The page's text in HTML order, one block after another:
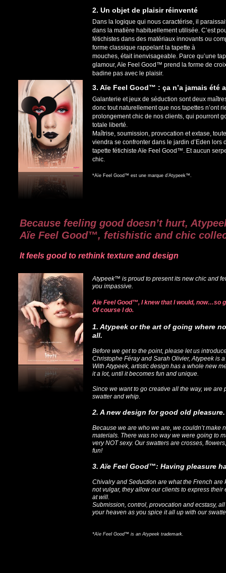
2. Un objet de plaisir réinventé
Dans la logique qui nous caractérise, il
dans la matière habituellement utilisée. C’est
fétichistes dans des matériaux innovants ou
forme classique rappelant la tapette à
mouches, était inenvisageable. Parce qu’une
glamour, Aïe Feel Good™ prend la forme de
badine pas avec le plaisir.
3. Aïe Feel Good™ : ça n’a jamais été
Galanterie et jeux de séduction sont deux
donc tout naturellement que nos tapettes n’ont
prolongement chic de nos clients, qui pourront
totale liberté.
Maîtrise, soumission, provocation et extase,
viendra se confronter dans le jardin d’Eden
tapette fétichiste Aïe Feel Good™. Et aucun
chic.
*Aïe Feel Good™ est une marque d’Atypeek™.
Atypeek™ is proud to present its new chic and
you impassive.
Aïe Feel Good™, I knew that I would, now…so
Of course I do.
1. Atypeek or the art of going where
all.
Before we get to the point, please let us
Christophe Féray and Sarah Olivier, Atypeek is
With Atypeek, artistic design has a whole new
it a lot, until it becomes fun and unique.
Since we want to go creative all the way, we
swatter and whip.
2. A new design for good old pleasure.
Because we are who we are, we couldn’t make
materials. There was no way we were going to
very NOT sexy. Our swatters are crosses,
fun!
3. Aïe Feel Good™: Having pleasure
Chivalry and Seduction are what the French are
not vulgar, they allow our clients to express
at will.
Submission, control, provocation and ecstasy,
your heaven as you spice it all up with our
*Aïe Feel Good™ is an Atypeek trademark.
Because feeling good doesn’t hurt,
Aïe Feel Good™, fetishistic and chic
It feels good to rethink texture and design